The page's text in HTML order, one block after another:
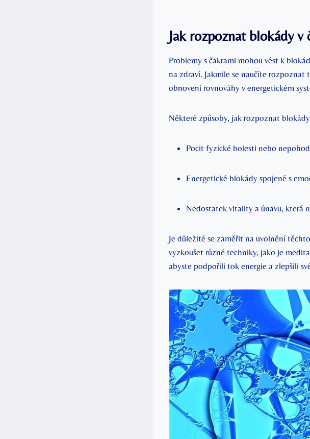
Jak rozpoznat blokády v
Problemy s čakrami mohou vést k
na zdraví. Jakmile se naučíte
obnovení rovnováhy v energetickém
Některé způsoby, jak rozpoznat
Pocit fyzické bolesti nebo
Energetické blokády spojené s
Nedostatek vitality a únavu, která
Je důležité se zaměřit na uvolnění
vyzkoušet různé techniky, jako je
abyste podpořili tok energie a zlepšili